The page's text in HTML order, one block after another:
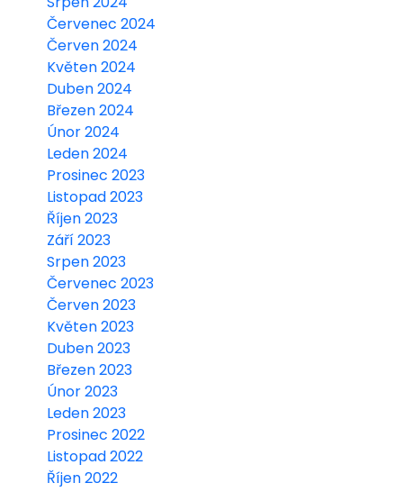
Červenec 2024
Červen 2024
Květen 2024
Duben 2024
Březen 2024
Únor 2024
Leden 2024
Prosinec 2023
Listopad 2023
Říjen 2023
Září 2023
Srpen 2023
Červenec 2023
Červen 2023
Květen 2023
Duben 2023
Březen 2023
Únor 2023
Leden 2023
Prosinec 2022
Listopad 2022
Říjen 2022